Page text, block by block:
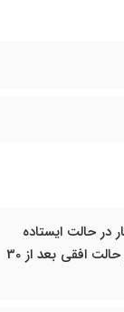
حالت ایستاده
بعد از 8 دقیقه و در حالت افقی بعد از 30